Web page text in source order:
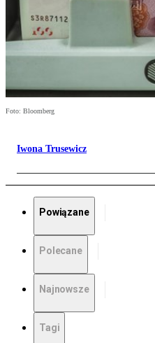
Foto: Bloomberg
Iwona Trusewicz
Powiązane
Polecane
Najnowsze
Tagi